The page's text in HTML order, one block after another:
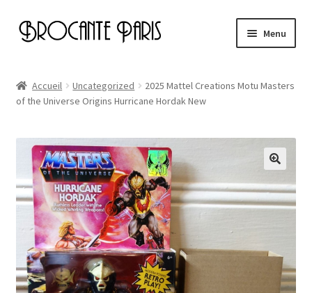
Aller
navigation
Aller
au
Menu
Cart
Checkout
My account
Page d’exemple
Accueil Uncategorized
2025 Mattel Creations Motu Masters
of the Universe Origins Hurricane Hordak New